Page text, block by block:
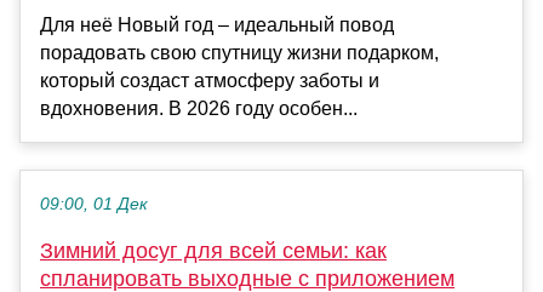
Для неё Новый год – идеальный повод
порадовать свою спутницу жизни подарком,
который создаст атмосферу заботы и
вдохновения. В 2026 году особен...
09:00, 01 Дек
Зимний досуг для всей семьи: как
спланировать выходные с приложением